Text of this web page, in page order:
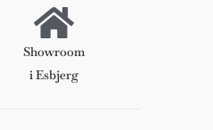
Showroom
i Esbjerg